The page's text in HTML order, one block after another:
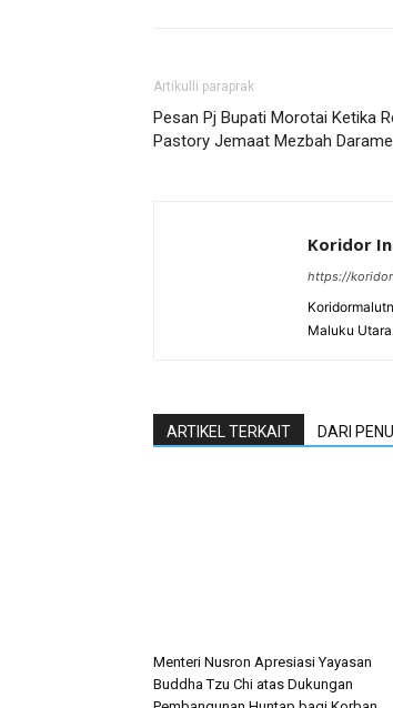
Artikulli paraprak
Pesan Pj Bupati Morotai Ketika
Pastory Jemaat Mezbah Darame
Koridor
https://
Maluku
ARTIKEL TERKAIT DARI
Menteri Nusron Apresiasi Yayasan
Buddha Tzu Chi atas Dukungan